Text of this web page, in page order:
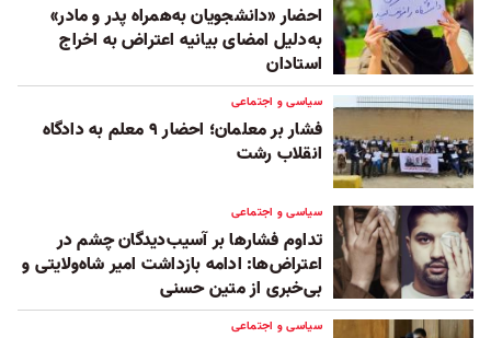
احضار «دانشجویان به‌همراه پدر و مادر»
به‌دلیل امضای بیانیه اعتراض به اخراج
استادان ‏
سیاسی و اجتماعی
فشار بر معلمان؛ احضار ۹ معلم به دادگاه
انقلاب رشت
سیاسی و اجتماعی
تداوم فشار‌ها بر آسیب‌دیدگان چشم در
اعتراض‌ها: ادامه بازداشت امیر شاه‌ولایتی و
بی‌خبری از متین حسنی
سیاسی و اجتماعی